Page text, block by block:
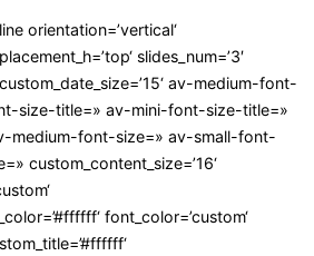
orientation=’vertical‘
slides_num=’3′
av-medium-font-
size-title=» av-mini-font-size-title=»
medium-font-size=» av-small-font-
custom_content_size=’16‘
font_color=’custom‘